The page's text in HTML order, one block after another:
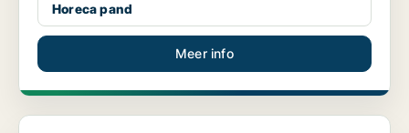
Horeca pand
Meer info
Horeca pand in Ooststellingwerf, Friesland NL